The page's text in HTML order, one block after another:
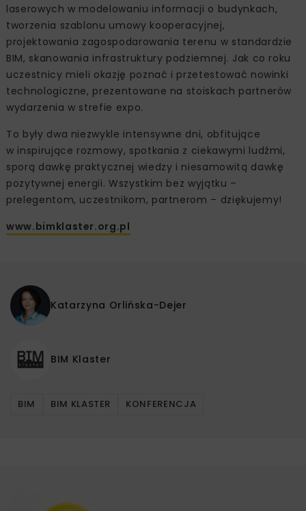
laserowych w modelowaniu informacji o budynkach,
tworzenia szablonu umowy kooperacyjnej,
projektowania zagospodarowania terenu w standardzie
BIM, skanowania infrastruktury podziemnej. Jak co roku
uczestnicy mieli okazję poznać i przetestować nowinki
technologiczne, prezentowane na stoiskach partnerów
wydarzenia w strefie expo.
To były dwa niezwykle intensywne dni, obfitujące
w inspirujące rozmowy, spotkania z ciekawymi ludźmi,
sporą dawkę praktycznej wiedzy i niesamowitą dawkę
pozytywnej energii. Wszystkim bez wyjątku –
prelegentom, uczestnikom, partnerom – dziękujemy!
www.bimklaster.org.pl
Katarzyna Orlińska-Dejer
BIM Klaster
BIM BIM KLASTER KONFERENCJA